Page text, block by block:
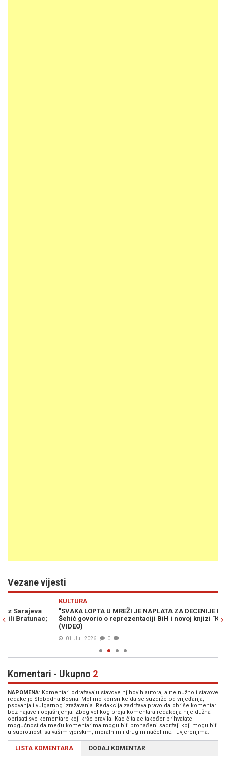
Vezane vijesti
"SVAKA LOPTA U MREŽI JE NAPLATA ZA DECENIJE PATNJE": Faruk
Šehić govorio o reprezentaciji BiH i novoj knjizi "Krajina Mars"
0
Komentari - Ukupno 2
NAPOMENA: Komentari odražavaju stavove njihovih autora, a ne nužno i stavove
redakcije Slobodna Bosna. Molimo korisnike da se suzdrže od vrijeđanja,
psovanja i vulgarnog izražavanja. Redakcija zadržava pravo da obriše komentar
bez najave i objašnjenja. Zbog velikog broja komentara redakcija nije dužna
obrisati sve komentare koji krše pravila. Kao čitalac također prihvatate
mogućnost da među komentarima mogu biti pronađeni sadržaji koji mogu biti
u suprotnosti sa vašim vjerskim, moralnim i drugim načelima i uvjerenjima.
LISTA KOMENTARA DODAJ KOMENTAR